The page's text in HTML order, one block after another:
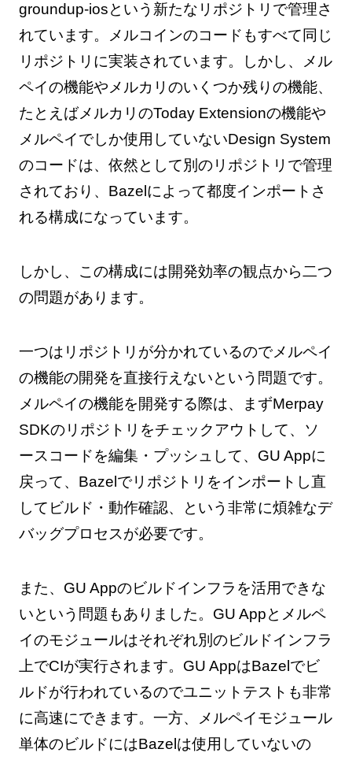
groundup-iosという新たなリポジトリで管理さ
れています。メルコインのコードもすべて同じ
リポジトリに実装されています。しかし、メル
ペイの機能やメルカリのいくつか残りの機能、
たとえばメルカリのToday Extensionの機能や
メルペイでしか使用していないDesign System
のコードは、依然として別のリポジトリで管理
されており、Bazelによって都度インポートさ
れる構成になっています。
しかし、この構成には開発効率の観点から二つ
の問題があります。
一つはリポジトリが分かれているのでメルペイ
の機能の開発を直接行えないという問題です。
メルペイの機能を開発する際は、まずMerpay
SDKのリポジトリをチェックアウトして、ソ
ースコードを編集・プッシュして、GU Appに
戻って、Bazelでリポジトリをインポートし直
してビルド・動作確認、という非常に煩雑なデ
バッグプロセスが必要です。
また、GU Appのビルドインフラを活用できな
いという問題もありました。GU Appとメルペ
イのモジュールはそれぞれ別のビルドインフラ
上でCIが実行されます。GU AppはBazelでビ
ルドが行われているのでユニットテストも非常
に高速にできます。一方、メルペイモジュール
単体のビルドにはBazelは使用していないの